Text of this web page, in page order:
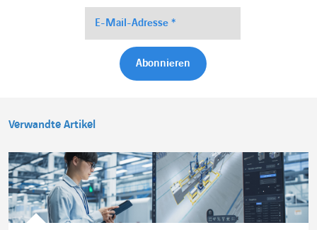
Verwandte Artikel